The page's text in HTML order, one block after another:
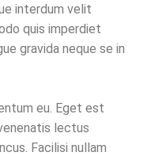
interdum velit
quis imperdiet
gravida neque se in
eu. Eget est
lectus
Facilisi nullam